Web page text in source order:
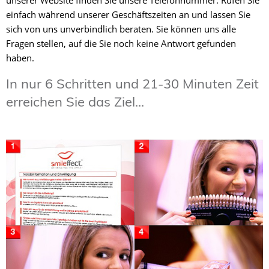
einfach während unserer Geschäftszeiten an und lassen Sie
sich von uns unverbindlich beraten. Sie können uns alle
Fragen stellen, auf die Sie noch keine Antwort gefunden
haben.
In nur 6 Schritten und 21-30 Minuten Zeit
erreichen Sie das Ziel...